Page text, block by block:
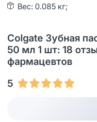
Вес: 0.085 кг;
Colgate Зубная
50 мл 1 шт: 18
фармацевтов
5